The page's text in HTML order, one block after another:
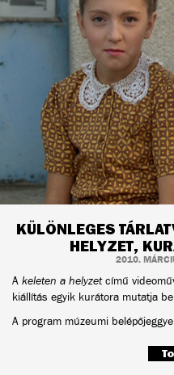
KÜLÖNLEGES
HELYZET,
2010.
A keleten a helyzetcímű
kiállítás egyik kurátora mutatja
A program múzeumi